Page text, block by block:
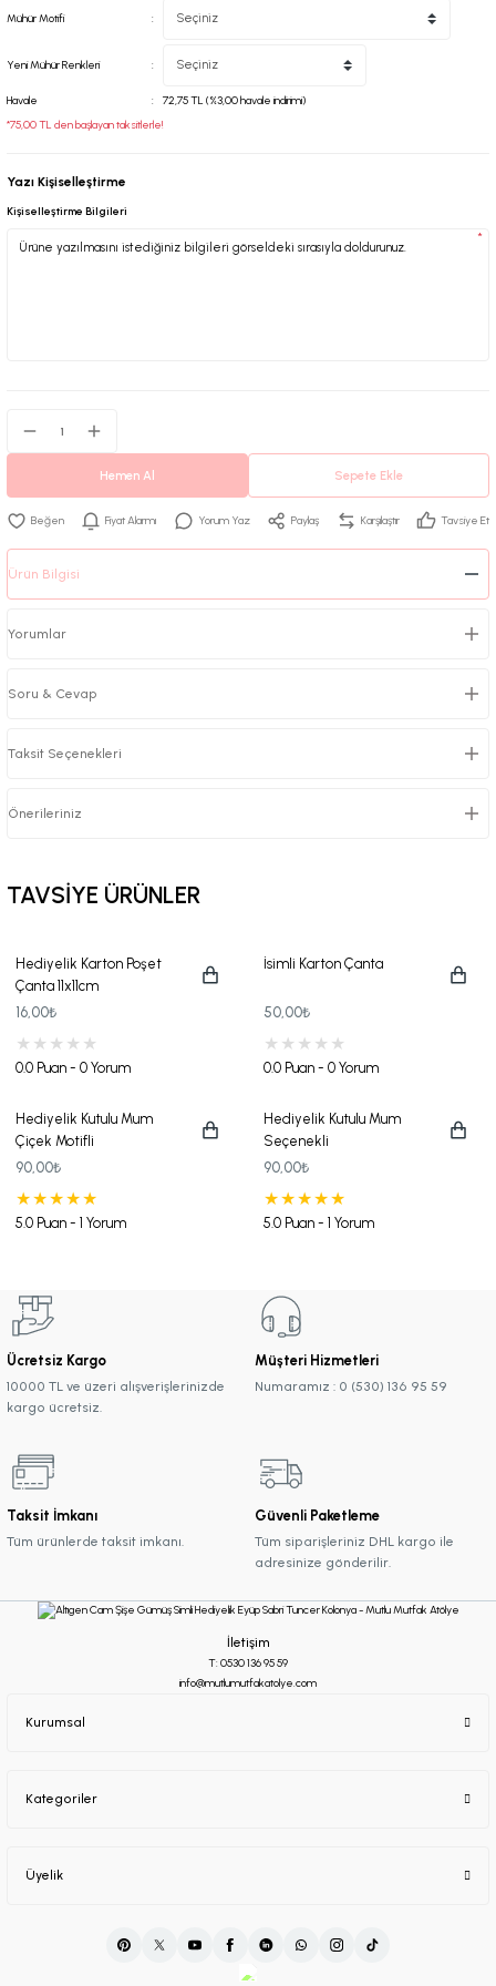
Mühür Motifi
Yeni Mühür Renkleri
Havale
72,75 TL (%3,00 havale indirimi)
*75,00 TL den başlayan taksitlerle!
Yazı Kişiselleştirme
Kişiselleştirme Bilgileri
*
Hemen Al Sepete Ekle
Fiyat Alarmı Yorum Yaz Paylaş Karşılaştır Tavsiye Et
Ürün Bilgisi
Yorumlar
Soru & Cevap
Taksit Seçenekleri
Önerileriniz
TAVSİYE ÜRÜNLER
Hediyelik Karton Poşet
Çanta 11x11cm
16,00₺
0.0 Puan - 0 Yorum
İsimli Karton Çanta
50,00₺
0.0 Puan - 0 Yorum
Hediyelik Kutulu Mum
Çiçek Motifli
90,00₺
5.0 Puan - 1 Yorum
Hediyelik Kutulu Mum
Seçenekli
90,00₺
5.0 Puan - 1 Yorum
Ücretsiz Kargo
10000 TL ve üzeri alışverişlerinizde
kargo ücretsiz.
Müşteri Hizmetleri
Numaramız : 0 (530) 136 95 59
Taksit İmkanı
Tüm ürünlerde taksit imkanı.
Güvenli Paketleme
Tüm siparişleriniz DHL kargo ile
adresinize gönderilir.
İletişim
T: 0530 136 95 59
info@mutlumutfakatolye.com
Kurumsal
Kategoriler
Üyelik